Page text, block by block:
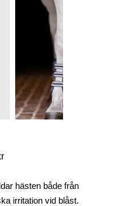
hästen både från
irritation vid blåst.